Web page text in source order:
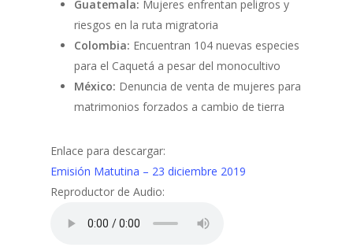
Guatemala: Mujeres enfrentan peligros y
riesgos en la ruta migratoria
Colombia: Encuentran 104 nuevas especies
para el Caquetá a pesar del monocultivo
México: Denuncia de venta de mujeres para
matrimonios forzados a cambio de tierra
Enlace para descargar:
Emisión Matutina – 23 diciembre 2019
Reproductor de Audio: